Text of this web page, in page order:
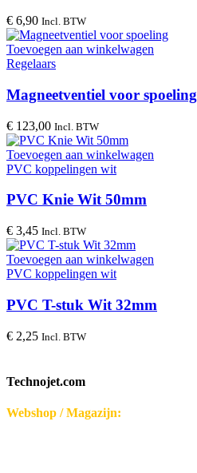
€ 6,90 Incl. BTW
Toevoegen aan winkelwagen
Regelaars
Magneetventiel voor spoeling
€ 123,00 Incl. BTW
Toevoegen aan winkelwagen
PVC koppelingen wit
PVC Knie Wit 50mm
€ 3,45 Incl. BTW
Toevoegen aan winkelwagen
PVC koppelingen wit
PVC T-stuk Wit 32mm
€ 2,25 Incl. BTW
Technojet.com
Webshop / Magazijn: